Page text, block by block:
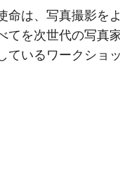
命は、写真撮影を
てを次世代の写真
ているワークショ